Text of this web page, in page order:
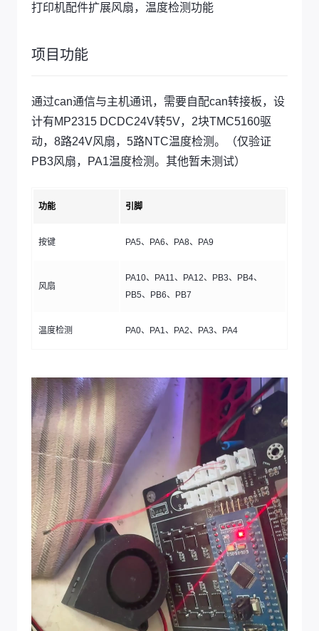
打印机配件扩展风扇，温度检测功能
项目功能
通过can通信与主机通讯，需要自配can转接板，设
计有MP2315 DCDC24V转5V，2块TMC5160驱
动，8路24V风扇，5路NTC温度检测。（仅验证
PB3风扇，PA1温度检测。其他暂未测试）
功能 引脚
按键 PA5、PA6、PA8、PA9
风扇
PA10、PA11、PA12、PB3、PB4、
PB5、PB6、PB7
温度检测 PA0、PA1、PA2、PA3、PA4